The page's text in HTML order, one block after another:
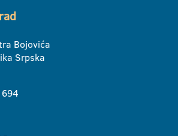
Bojovića
Srpska